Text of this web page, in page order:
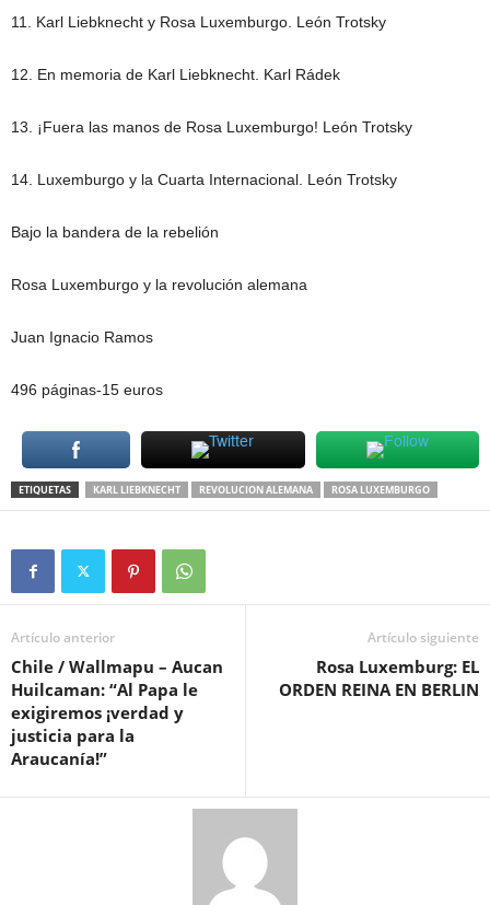
11. Karl Liebknecht y Rosa Luxemburgo. León Trotsky
12. En memoria de Karl Liebknecht. Karl Rádek
13. ¡Fuera las manos de Rosa Luxemburgo! León Trotsky
14. Luxemburgo y la Cuarta Internacional. León Trotsky
Bajo la bandera de la rebelión
Rosa Luxemburgo y la revolución alemana
Juan Ignacio Ramos
496 páginas-15 euros
ETIQUETAS KARL LIEBKNECHT REVOLUCION ALEMANA ROSA LUXEMBURGO
Artículo anterior
Chile / Wallmapu – Aucan
Huilcaman: “Al Papa le
exigiremos ¡verdad y
justicia para la
Araucanía!”
Artículo siguiente
Rosa Luxemburg: EL
ORDEN REINA EN BERLIN